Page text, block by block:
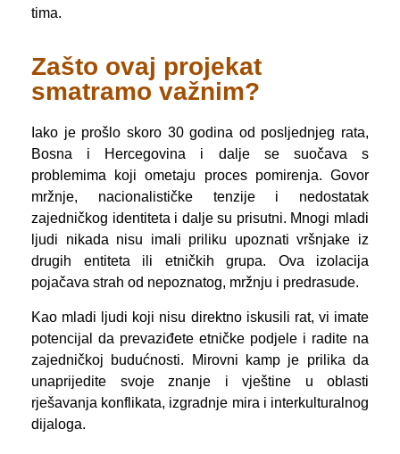
tima.
Zašto ovaj projekat
smatramo važnim?
Iako je prošlo skoro 30 godina od posljednjeg rata,
Bosna i Hercegovina i dalje se suočava s
problemima koji ometaju proces pomirenja. Govor
mržnje, nacionalističke tenzije i nedostatak
zajedničkog identiteta i dalje su prisutni. Mnogi mladi
ljudi nikada nisu imali priliku upoznati vršnjake iz
drugih entiteta ili etničkih grupa. Ova izolacija
pojačava strah od nepoznatog, mržnju i predrasude.
Kao mladi ljudi koji nisu direktno iskusili rat, vi imate
potencijal da prevaziđete etničke podjele i radite na
zajedničkoj budućnosti. Mirovni kamp je prilika da
unaprijedite svoje znanje i vještine u oblasti
rješavanja konflikata, izgradnje mira i interkulturalnog
dijaloga.